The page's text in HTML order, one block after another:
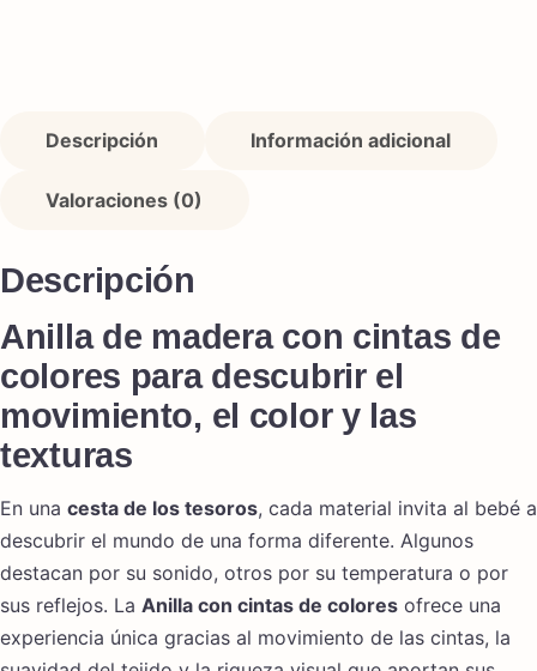
Descripción Información adicional
Valoraciones (0)
Descripción
Anilla de madera con cintas de
colores para descubrir el
movimiento, el color y las
texturas
En una cesta de los tesoros, cada material invita al bebé a
descubrir el mundo de una forma diferente. Algunos
destacan por su sonido, otros por su temperatura o por
sus reflejos. La Anilla con cintas de colores ofrece una
experiencia única gracias al movimiento de las cintas, la